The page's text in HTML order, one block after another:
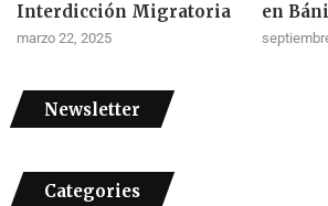
Interdicción Migratoria
marzo 22, 2025
en
Newsletter
Categories